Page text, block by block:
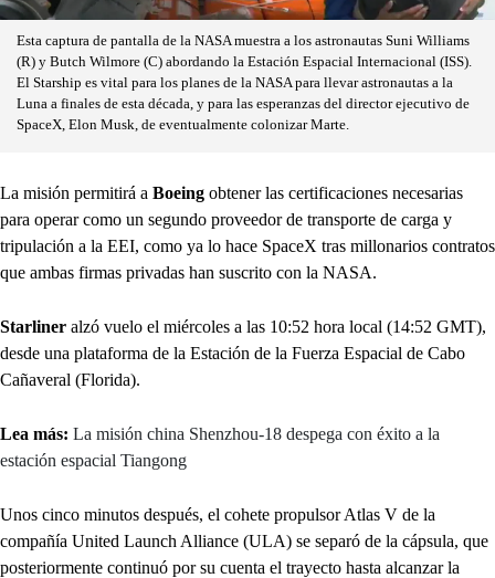
Esta captura de pantalla de la NASA muestra a los astronautas Suni Williams
(R) y Butch Wilmore (C) abordando la Estación Espacial Internacional (ISS).
El Starship es vital para los planes de la NASA para llevar astronautas a la
Luna a finales de esta década, y para las esperanzas del director ejecutivo de
SpaceX, Elon Musk, de eventualmente colonizar Marte.
La misión permitirá a Boeing obtener las certificaciones necesarias
para operar como un segundo proveedor de transporte de carga y
tripulación a la EEI, como ya lo hace SpaceX tras millonarios contratos
que ambas firmas privadas han suscrito con la NASA.
Starliner alzó vuelo el miércoles a las 10:52 hora local (14:52 GMT),
desde una plataforma de la Estación de la Fuerza Espacial de Cabo
Cañaveral (Florida).
Lea más: La misión china Shenzhou-18 despega con éxito a la
estación espacial Tiangong
Unos cinco minutos después, el cohete propulsor Atlas V de la
compañía United Launch Alliance (ULA) se separó de la cápsula, que
posteriormente continuó por su cuenta el trayecto hasta alcanzar la